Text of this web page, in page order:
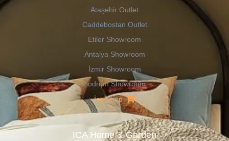
Ataşehir Outlet
Caddebostan Outlet
Etiler Showroom
Antalya Showroom
İzmir Showroom
Bodrum Showroom
İca Shop
ICA Home & Garden